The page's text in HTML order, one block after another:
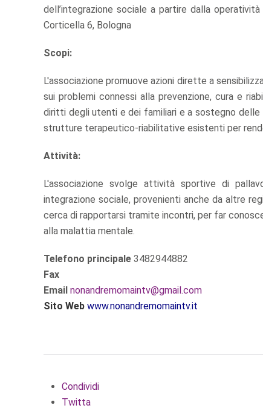
dell’integrazione sociale a partire dalla
Corticella 6, Bologna
Scopi:
L'associazione promuove azioni dirette a
sui problemi connessi alla prevenzione, cura e
diritti degli utenti e dei familiari e a sostegno delle
strutture terapeutico-riabilitative esistenti per
Attività:
L'associazione svolge attività sportive di
integrazione sociale, provenienti anche da altre
cerca di rapportarsi tramite incontri, per far
alla malattia mentale.
Telefono principale 3482944882
Fax
Email nonandremomaintv@gmail.com
Sito Web www.nonandremomaintv.it
Condividi
Twitta